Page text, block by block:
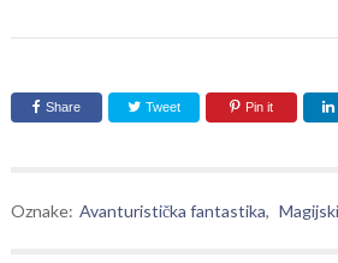
Share Tweet Pin it
Oznake: Avanturistička fantastika,